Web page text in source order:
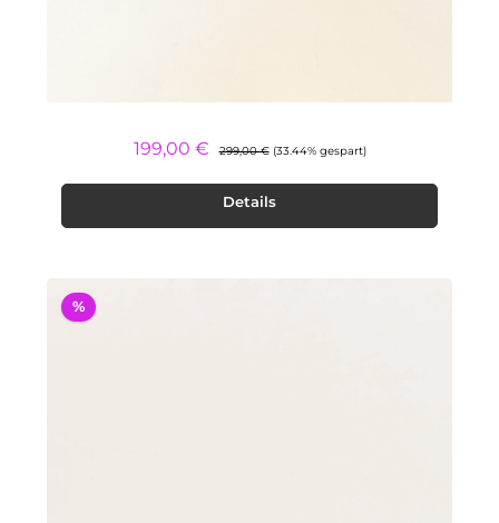
Verkaufspreis:
199,00 € 299,00 € (33.44% gespart)
Details
%